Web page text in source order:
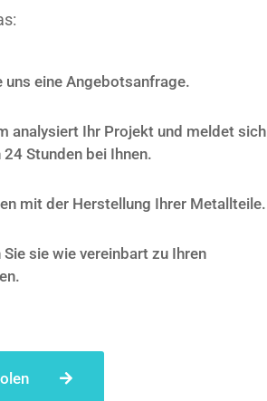
uns eine Angebotsanfrage.
analysiert Ihr Projekt und meldet sich
24 Stunden bei Ihnen.
mit der Herstellung Ihrer Metallteile.
sie wie vereinbart zu Ihren